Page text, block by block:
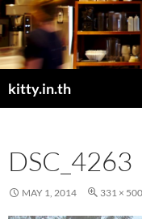
Skip
to
content
kitty.in.th
DSC_4263
MAY 1, 2014 331 × 500